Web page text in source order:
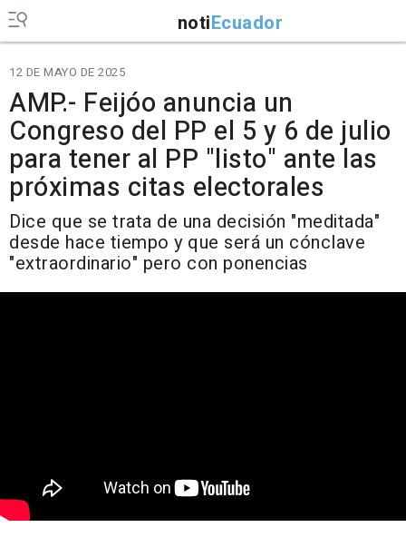
notiEcuador
12 DE MAYO DE 2025
AMP.- Feijóo anuncia un
Congreso del PP el 5 y 6 de julio
para tener al PP "listo" ante las
próximas citas electorales
Dice que se trata de una decisión "meditada"
desde hace tiempo y que será un cónclave
"extraordinario" pero con ponencias